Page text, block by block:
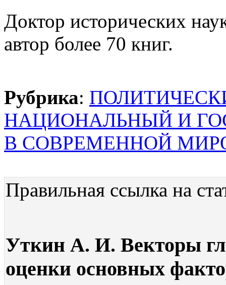
Доктор исторических
автор более 70 книг.
Рубрика:
НАЦИОНАЛЬНЫЙ И
В СОВРЕМЕННОЙ
Правильная ссылка на
Уткин А. И. Векторы
оценки основных